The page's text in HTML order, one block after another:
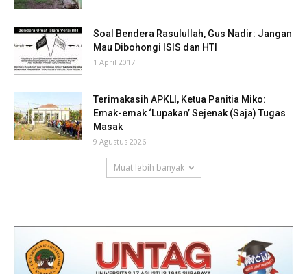
Soal Bendera Rasulullah, Gus Nadir: Jangan
Mau Dibohongi ISIS dan HTI
1 April 2017
Terimakasih APKLI, Ketua Panitia Miko:
Emak-emak ‘Lupakan’ Sejenak (Saja) Tugas
Masak
9 Agustus 2026
Muat lebih banyak